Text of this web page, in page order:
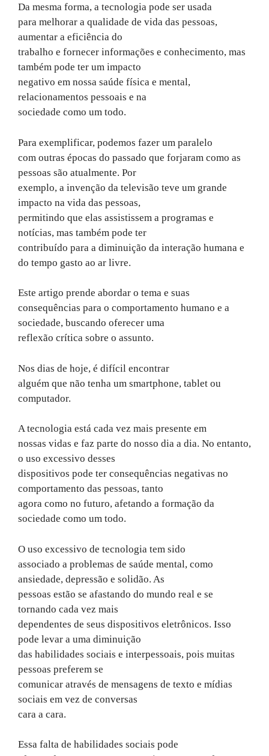
Da mesma forma, a tecnologia pode ser usada
para melhorar a qualidade de vida das pessoas,
aumentar a eficiência do
trabalho e fornecer informações e conhecimento, mas
também pode ter um impacto
negativo em nossa saúde física e mental,
relacionamentos pessoais e na
sociedade como um todo.
Para exemplificar, podemos fazer um paralelo
com outras épocas do passado que forjaram como as
pessoas são atualmente. Por
exemplo, a invenção da televisão teve um grande
impacto na vida das pessoas,
permitindo que elas assistissem a programas e
notícias, mas também pode ter
contribuído para a diminuição da interação humana e
do tempo gasto ao ar livre.
Este artigo prende abordar o tema e suas
consequências para o comportamento humano e a
sociedade, buscando oferecer uma
reflexão crítica sobre o assunto.
Nos dias de hoje, é difícil encontrar
alguém que não tenha um smartphone, tablet ou
computador.
A tecnologia está cada vez mais presente em
nossas vidas e faz parte do nosso dia a dia. No entanto,
o uso excessivo desses
dispositivos pode ter consequências negativas no
comportamento das pessoas, tanto
agora como no futuro, afetando a formação da
sociedade como um todo.
O uso excessivo de tecnologia tem sido
associado a problemas de saúde mental, como
ansiedade, depressão e solidão. As
pessoas estão se afastando do mundo real e se
tornando cada vez mais
dependentes de seus dispositivos eletrônicos. Isso
pode levar a uma diminuição
das habilidades sociais e interpessoais, pois muitas
pessoas preferem se
comunicar através de mensagens de texto e mídias
sociais em vez de conversas
cara a cara.
Essa falta de habilidades sociais pode